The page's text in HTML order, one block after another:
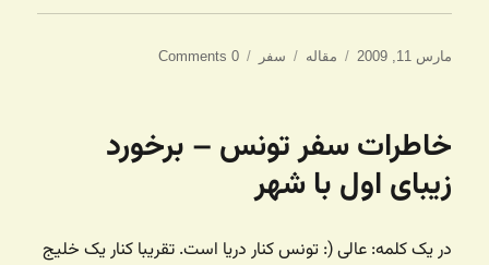
ارسال
مارس 11, 2009 دسته‌ها
مقاله برچسب‌ها
سفر 0 Comments
خاطرات سفر تونس – برخورد
زیبای اول با شهر
در یک کلمه: عالی (: تونس کنار دریا است. تقریبا کنار یک خلیج